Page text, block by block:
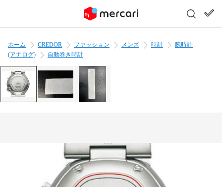
ホーム CREDOR ファッション メンズ 時計
腕時計
(アナログ)
自動巻き時計